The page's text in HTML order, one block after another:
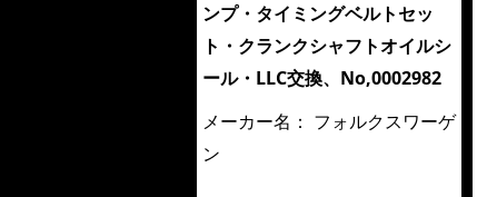
ンプ・タイミングベルトセッ
ト・クランクシャフトオイルシ
ール・LLC交換、No,0002982
メーカー名： フォルクスワーゲ
ン